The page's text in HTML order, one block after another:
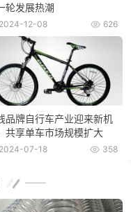
轮发展热潮
626
2024-12-08
品牌自行车产业迎来新机
共享单车市场规模扩大
358
2024-07-18